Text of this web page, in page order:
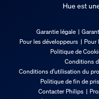
Indice de rendu de
Temp. de couleur
2000-6500 K
Hue est
Garantie légale
Pour les développeurs
Pour
Politique de
Conditions
Conditions d’utilisation du
Politique de fin de
Contacter Philips